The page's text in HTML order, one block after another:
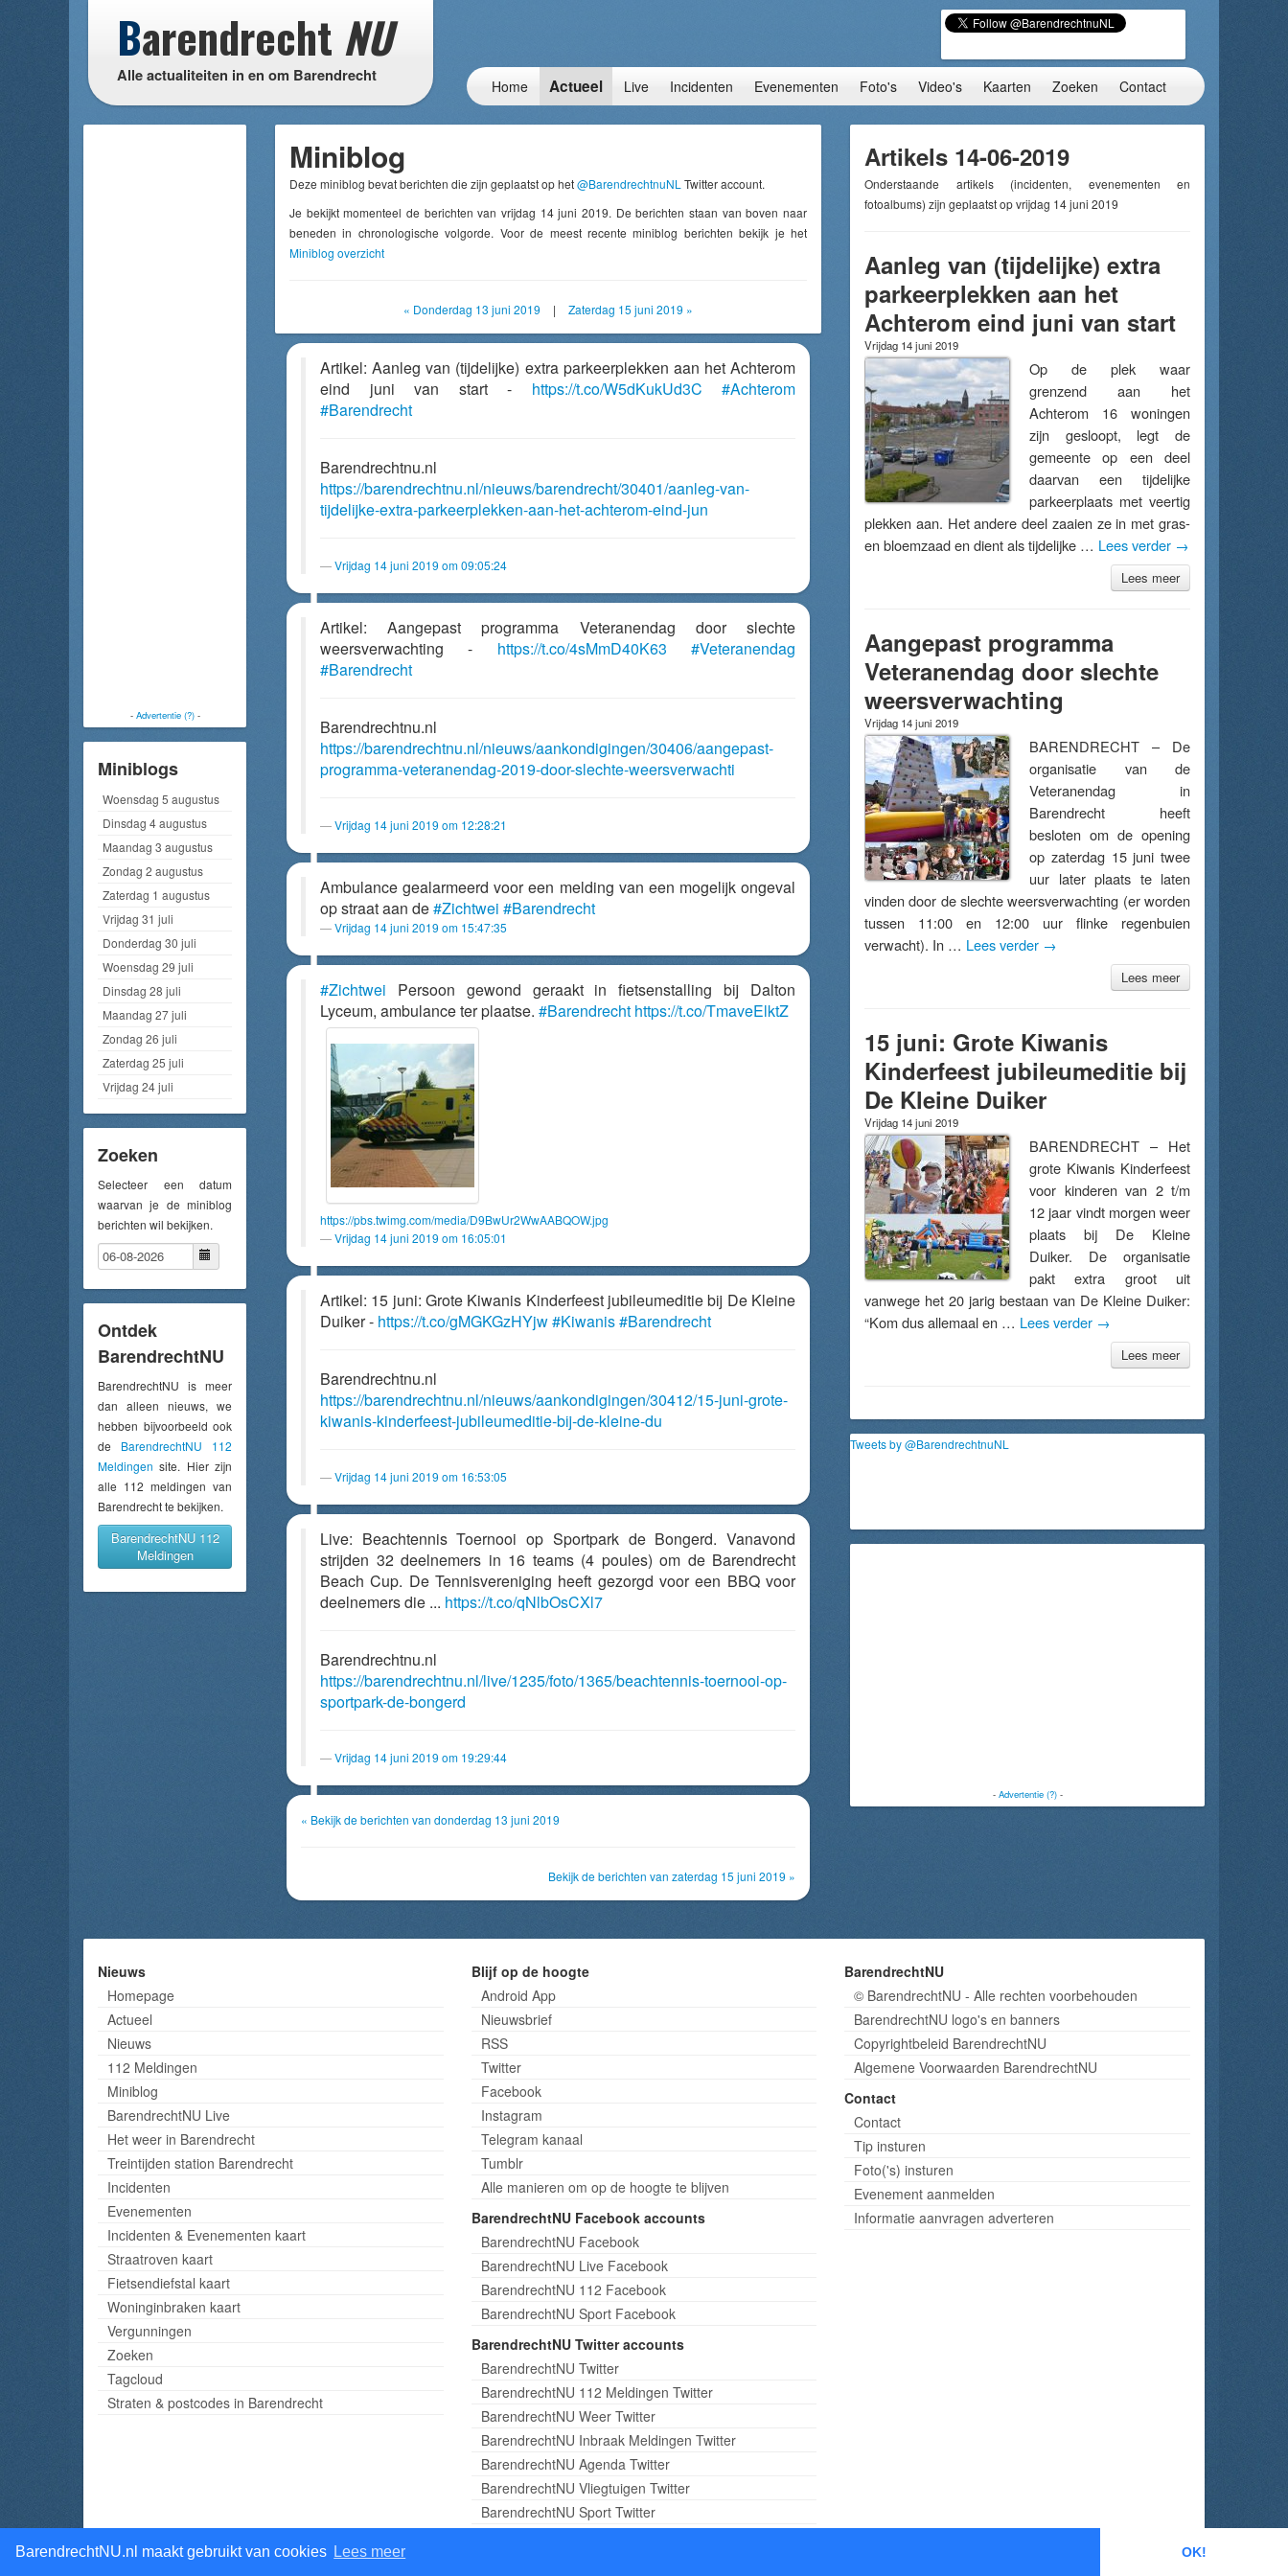
BarendrechtNU.nl maakt gebruikt van cookies Lees meer OK!
Barendrecht NU
Alle actualiteiten in en om Barendrecht
Home Actueel Live Incidenten Evenementen Foto's Video's Kaarten Zoeken Contact
- Advertentie (?)-
Miniblogs
Woensdag 5 augustus
Dinsdag 4 augustus
Maandag 3 augustus
Zondag 2 augustus
Zaterdag 1 augustus
Vrijdag 31 juli
Donderdag 30 juli
Woensdag 29 juli
Dinsdag 28 juli
Maandag 27 juli
Zondag 26 juli
Zaterdag 25 juli
Vrijdag 24 juli
Zoeken
Selecteer een datum
waarvan je de miniblog
berichten wil bekijken.
Ontdek
BarendrechtNU
BarendrechtNU is meer
dan alleen nieuws, we
hebben bijvoorbeeld ook
de BarendrechtNU 112
Meldingen site. Hier zijn
alle 112 meldingen van
Barendrecht te bekijken.
BarendrechtNU 112
Meldingen
Miniblog
Deze miniblog bevat berichten die zijn geplaatst op het@BarendrechtnuNL Twitter account.
Je bekijkt momenteel de berichten van vrijdag 14 juni 2019. De berichten staan van boven naar
beneden in chronologische volgorde. Voor de meest recente miniblog berichten bekijk je het
Miniblog overzicht
« Donderdag 13 juni 2019 | Zaterdag 15 juni 2019 »
Artikel: Aanleg van (tijdelijke) extra parkeerplekken aan het Achterom
eind juni van start - https://t.co/W5dKukUd3C
#Achterom
#Barendrecht
Barendrechtnu.nl
https://barendrechtnu.nl/nieuws/barendrecht/30401/aanleg-van-
tijdelijke-extra-parkeerplekken-aan-het-achterom-eind-jun
Vrijdag 14 juni 2019 om 09:05:24
Artikel: Aangepast programma Veteranendag door slechte
weersverwachting - https://t.co/4sMmD40K63
#Veteranendag
#Barendrecht
Barendrechtnu.nl
https://barendrechtnu.nl/nieuws/aankondigingen/30406/aangepast-
programma-veteranendag-2019-door-slechte-weersverwachti
Vrijdag 14 juni 2019 om 12:28:21
Ambulance gealarmeerd voor een melding van een mogelijk ongeval
op straat aan de#Zichtwei #Barendrecht
Vrijdag 14 juni 2019 om 15:47:35
#Zichtwei Persoon gewond geraakt in fietsenstalling bij Dalton
Lyceum, ambulance ter plaatse. #Barendrecht https://t.co/TmaveElktZ
https://pbs.twimg.com/media/D9BwUr2WwAABQOW.jpg
Vrijdag 14 juni 2019 om 16:05:01
Artikel: 15 juni: Grote Kiwanis Kinderfeest jubileumeditie bij De Kleine
Duiker - https://t.co/gMGKGzHYjw#Kiwanis#Barendrecht
Barendrechtnu.nl
https://barendrechtnu.nl/nieuws/aankondigingen/30412/15-juni-grote-
kiwanis-kinderfeest-jubileumeditie-bij-de-kleine-du
Vrijdag 14 juni 2019 om 16:53:05
Live: Beachtennis Toernooi op Sportpark de Bongerd. Vanavond
strijden 32 deelnemers in 16 teams (4 poules) om de Barendrecht
Beach Cup. De Tennisvereniging heeft gezorgd voor een BBQ voor
deelnemers die ... https://t.co/qNlbOsCXl7
Barendrechtnu.nl
https://barendrechtnu.nl/live/1235/foto/1365/beachtennis-toernooi-op-
sportpark-de-bongerd
Vrijdag 14 juni 2019 om 19:29:44
« Bekijk de berichten van donderdag 13 juni 2019
Bekijk de berichten van zaterdag 15 juni 2019 »
Artikels 14-06-2019
Onderstaande artikels (incidenten, evenementen en
fotoalbums) zijn geplaatst op vrijdag 14 juni 2019
Aanleg van (tijdelijke) extra
parkeerplekken aan het
Achterom eind juni van start
Vrijdag 14 juni 2019
Op de plek waar
grenzend aan het
Achterom 16 woningen
zijn gesloopt, legt de
gemeente op een deel
daarvan een tijdelijke
parkeerplaats met veertig
plekken aan. Het andere deel zaaien ze in met gras-
en bloemzaad en dient als tijdelijke … Lees verder →
Lees meer
Aangepast programma
Veteranendag door slechte
weersverwachting
Vrijdag 14 juni 2019
BARENDRECHT – De
organisatie van de
Veteranendag in
Barendrecht heeft
besloten om de opening
op zaterdag 15 juni twee
uur later plaats te laten
vinden door de slechte weersverwachting (er worden
tussen 11:00 en 12:00 uur flinke regenbuien
verwacht). In … Lees verder →
Lees meer
15 juni: Grote Kiwanis
Kinderfeest jubileumeditie bij
De Kleine Duiker
Vrijdag 14 juni 2019
BARENDRECHT – Het
grote Kiwanis Kinderfeest
voor kinderen van 2 t/m
12 jaar vindt morgen weer
plaats bij De Kleine
Duiker. De organisatie
pakt extra groot uit
vanwege het 20 jarig bestaan van De Kleine Duiker:
“Kom dus allemaal en … Lees verder →
Lees meer
Tweets by @BarendrechtnuNL
- Advertentie (?)-
Nieuws
Homepage
Actueel
Nieuws
112 Meldingen
Miniblog
BarendrechtNU Live
Het weer in Barendrecht
Treintijden station Barendrecht
Incidenten
Evenementen
Incidenten & Evenementen kaart
Straatroven kaart
Fietsendiefstal kaart
Woninginbraken kaart
Vergunningen
Zoeken
Tagcloud
Straten & postcodes in Barendrecht
Blijf op de hoogte
Android App
Nieuwsbrief
RSS
Twitter
Facebook
Instagram
Telegram kanaal
Tumblr
Alle manieren om op de hoogte te blijven
BarendrechtNU Facebook accounts
BarendrechtNU Facebook
BarendrechtNU Live Facebook
BarendrechtNU 112 Facebook
BarendrechtNU Sport Facebook
BarendrechtNU Twitter accounts
BarendrechtNU Twitter
BarendrechtNU 112 Meldingen Twitter
BarendrechtNU Weer Twitter
BarendrechtNU Inbraak Meldingen Twitter
BarendrechtNU Agenda Twitter
BarendrechtNU Vliegtuigen Twitter
BarendrechtNU Sport Twitter
BarendrechtNU
© BarendrechtNU - Alle rechten voorbehouden
BarendrechtNU logo's en banners
Copyrightbeleid BarendrechtNU
Algemene Voorwaarden BarendrechtNU
Contact
Contact
Tip insturen
Foto('s) insturen
Evenement aanmelden
Informatie aanvragen adverteren